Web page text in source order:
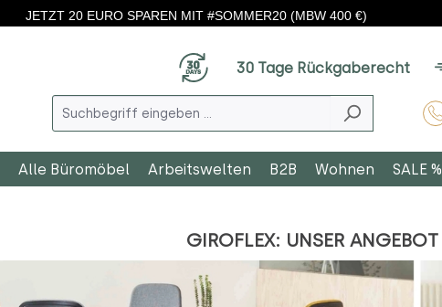
JETZT 20 EURO SPAREN MIT #SOMMER20 (MBW 400 €)
30 Tage Rückgaberecht
Alle Büromöbel Arbeitswelten B2B Wohnen SALE %
GIROFLEX: UNSER ANGEBOT